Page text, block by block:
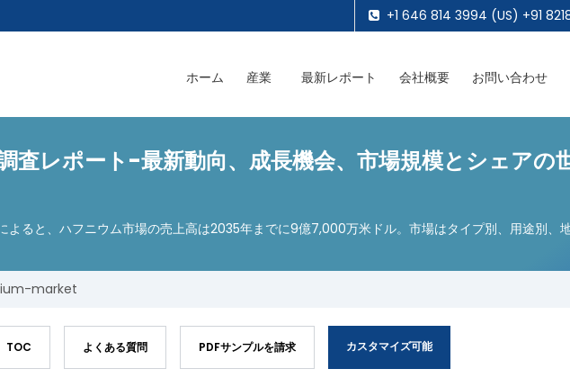
+1 646 814 3994 (US) +91
ホーム 産業 最新レポート 会社概要 お問い合わせ
査レポート-最新動向、成長機会、市場規模とシェアの
よると、ハフニウム市場の売上高は2035年までに9億7,000万米ドル。市場はタイプ別、用途別、
market
TOC よくある質問 PDFサンプルを請求 カスタマイズ可能